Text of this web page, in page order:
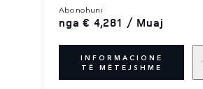
abonohuni
nga € 4,281 / Muaj
INFORMACIONE
TË MËTEJSHME